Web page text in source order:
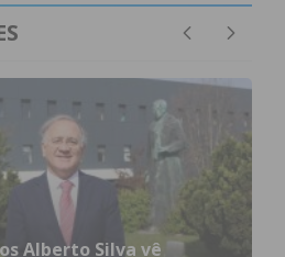
Alberto Silva vê